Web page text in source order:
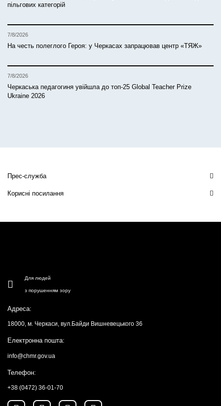
пільгових категорій
7/8/2026
На честь полеглого Героя: у Черкасах запрацював центр «ТЯЖ»
7/8/2026
Черкаська педагогиня увійшла до топ-25 Global Teacher Prize
Ukraine 2026
Прес-служба
Корисні посилання
Для людей
з порушенням зору
Адреса:
18000, м. Черкаси, вул.Байди Вишневецького 36
Електронна пошта:
info@chmr.gov.ua
Телефон:
+38 (0472) 36-01-70